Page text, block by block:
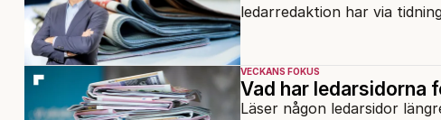
ledarredaktion har via
VECKANS FOKUS
Vad har ledarsidorna
Läser någon ledarsidor